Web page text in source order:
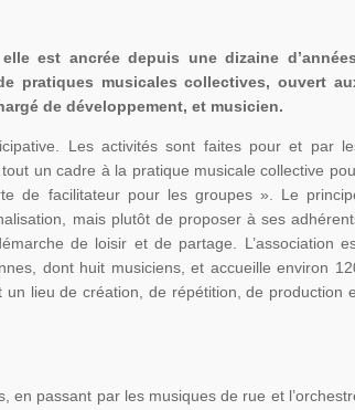
est ancrée depuis une dizaine
pratiques musicales collectives, ouvert
de développement, et musicien.
Les activités sont faites pour et par
un cadre à la pratique musicale collective
de facilitateur pour les groupes ». Le
mais plutôt de proposer à ses
de loisir et de partage. L’association
dont huit musiciens, et accueille environ
lieu de création, de répétition, de production
en passant par les musiques de rue et